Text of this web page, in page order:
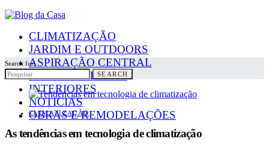
CLIMATIZAÇÃO
JARDIM E OUTDOORS
ASPIRAÇÃO CENTRAL
PAINÉIS SOLARES
INTERIORES
NOTICIAS
OBRAS E REMODELAÇÕES
Search for:
SEARCH
CLIMATIZAÇÃO
As tendências em tecnologia de climatização